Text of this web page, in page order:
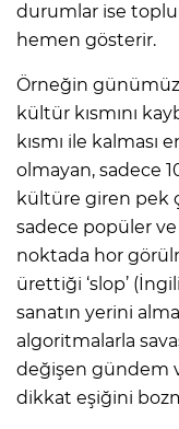
durumlar ise
hemen gösterir.
Örneğin
kültür kısmını
kısmı ile kalması
olmayan, sadece
kültüre giren pek
sadece popüler ve
noktada hor
ürettiği ‘slop’
sanatın yerini
algoritmalarla
değişen gündem
dikkat eşiğini